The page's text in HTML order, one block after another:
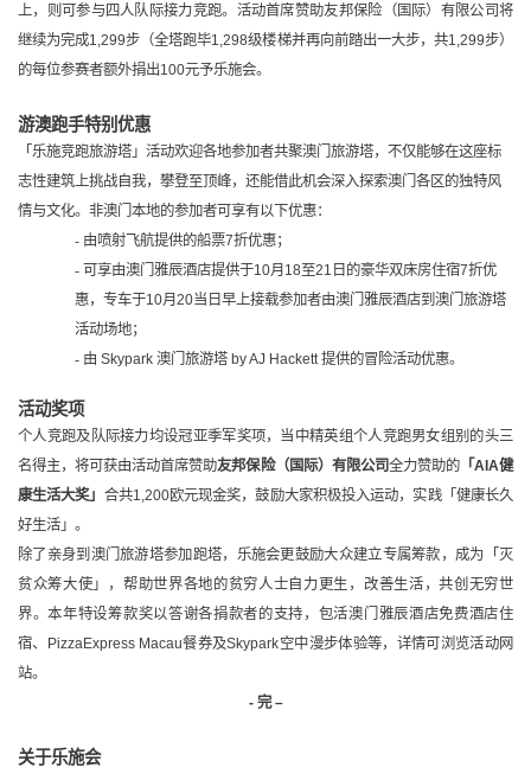
上，则可参与四人队际接力竞跑。活动首席赞助友邦保险（国际）有限公司将
继续为完成1,299步（全塔跑毕1,298级楼梯并再向前踏出一大步，共1,299步）
的每位参赛者额外捐出100元予乐施会。
游澳跑手特别优惠
「乐施竞跑旅游塔」活动欢迎各地参加者共聚澳门旅游塔，不仅能够在这座标
志性建筑上挑战自我，攀登至顶峰，还能借此机会深入探索澳门各区的独特风
情与文化。非澳门本地的参加者可享有以下优惠：
- 由喷射飞航提供的船票7折优惠；
- 可享由澳门雅辰酒店提供于10月 18至21 日的豪华双床房住宿7折优
惠，专车于10月20当日早上接载参加者由澳门雅辰酒店到澳门旅游塔
活动场地；
- 由 Skypark 澳门旅游塔 by AJ Hackett 提供的冒险活动优惠。
活动奖项
个人竞跑及队际接力均设冠亚季军奖项，当中精英组个人竞跑男女组别的头三
名得主，将可获由活动首席赞助友邦保险（国际）有限公司全力赞助的「AIA健
康生活大奖」 合共1,200欧元现金奖，鼓励大家积极投入运动，实践「健康长久
好生活」。
除了亲身到澳门旅游塔参加跑塔，乐施会更鼓励大众建立专属筹款，成为「灭
贫众筹大使」，帮助世界各地的贫穷人士自力更生，改善生活，共创无穷世
界。本年特设筹款奖以答谢各捐款者的支持，包活澳门雅辰酒店免费酒店住
宿、 PizzaExpress Macau餐券及Skypark空中漫步体验等，详情可浏览活动网
站。
- 完 –
关于乐施会